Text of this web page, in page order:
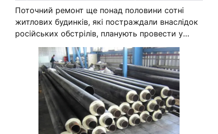
Поточний ремонт ще понад половини сотні
житлових будинків, які постраждали внаслідок
російських обстрілів, планують провести у
Слов’янську. Йдеться як про багатоквартирні,
так і про приватні будинки. Про це журналісти
Вільного...